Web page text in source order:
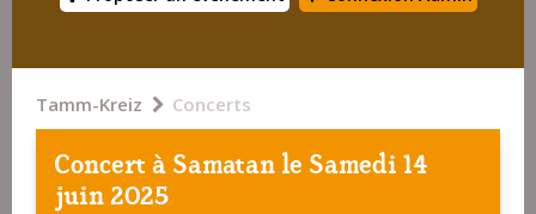
Tamm-Kreiz Concerts
Concert àSamatanle Samedi 14
juin 2025